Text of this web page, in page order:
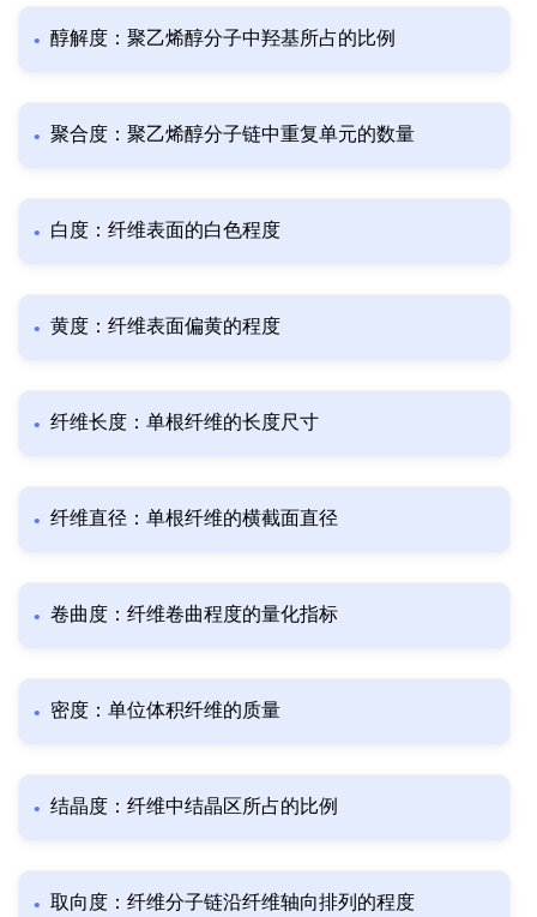
醇解度：聚乙烯醇分子中羟基所占的比例
聚合度：聚乙烯醇分子链中重复单元的数量
白度：纤维表面的白色程度
黄度：纤维表面偏黄的程度
纤维长度：单根纤维的长度尺寸
纤维直径：单根纤维的横截面直径
卷曲度：纤维卷曲程度的量化指标
密度：单位体积纤维的质量
结晶度：纤维中结晶区所占的比例
取向度：纤维分子链沿纤维轴向排列的程度